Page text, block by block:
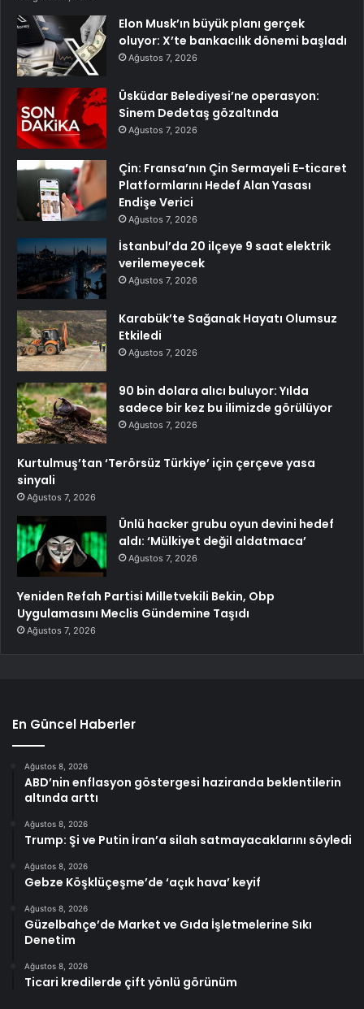
Elon Musk’ın büyük planı gerçek
oluyor: X’te bankacılık dönemi başladı
Ağustos 7, 2026
Üsküdar Belediyesi’ne operasyon:
Sinem Dedetaş gözaltında
Ağustos 7, 2026
Çin: Fransa’nın Çin Sermayeli E-ticaret
Platformlarını Hedef Alan Yasası
Endişe Verici
Ağustos 7, 2026
İstanbul’da 20 ilçeye 9 saat elektrik
verilemeyecek
Ağustos 7, 2026
Karabük’te Sağanak Hayatı Olumsuz
Etkiledi
Ağustos 7, 2026
90 bin dolara alıcı buluyor: Yılda
sadece bir kez bu ilimizde görülüyor
Ağustos 7, 2026
Kurtulmuş’tan ‘Terörsüz Türkiye’ için çerçeve yasa
sinyali
Ağustos 7, 2026
Ünlü hacker grubu oyun devini hedef
aldı: ‘Mülkiyet değil aldatmaca’
Ağustos 7, 2026
Yeniden Refah Partisi Milletvekili Bekin, Obp
Uygulamasını Meclis Gündemine Taşıdı
Ağustos 7, 2026
En Güncel Haberler
Ağustos 8, 2026
ABD’nin enflasyon göstergesi haziranda beklentilerin
altında arttı
Ağustos 8, 2026
Trump: Şi ve Putin İran’a silah satmayacaklarını söyledi
Ağustos 8, 2026
Gebze Köşklüçeşme’de ‘açık hava’ keyif
Ağustos 8, 2026
Güzelbahçe’de Market ve Gıda İşletmelerine Sıkı
Denetim
Ağustos 8, 2026
Ticari kredilerde çift yönlü görünüm